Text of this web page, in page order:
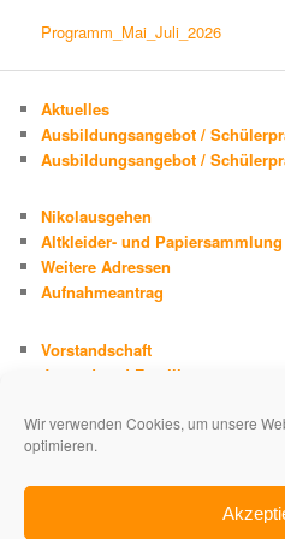
Wir verwenden Cookies, um unsere
optimieren.
Programm_Mai_Juli_2026
Aktuelles
Ausbildungsangebot /
Ausbildungsangebot /
Nikolausgehen
Altkleider- und Papiersammlung
Weitere Adressen
Aufnahmeantrag
Vorstandschaft
Jugend und Familie
Adolph Kolping
Impressum